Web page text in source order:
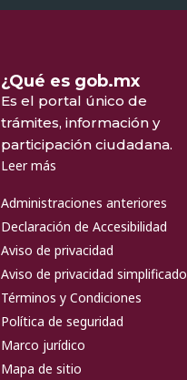
¿Qué es gob.mx
Es el portal único de
trámites, información y
participación ciudadana.
Leer más
Administraciones anteriores
Declaración de Accesibilidad
Aviso de privacidad
Aviso de privacidad simplificado
Términos y Condiciones
Política de seguridad
Marco jurídico
Mapa de sitio